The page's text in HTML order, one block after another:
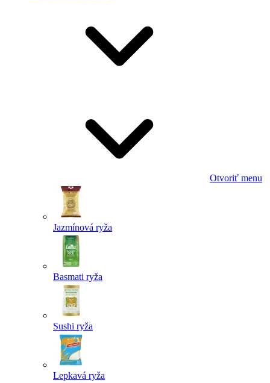
Otvoriť menu
Jazmínová ryža
Basmati ryža
Sushi ryža
Lepkavá ryža